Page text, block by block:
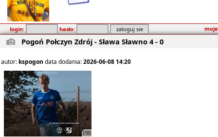
login: hasło:
Pogoń Połczyn Zdrój - Sława Sławno 4 - 0
autor: kspogon data dodania:2026-06-08 14:20
198